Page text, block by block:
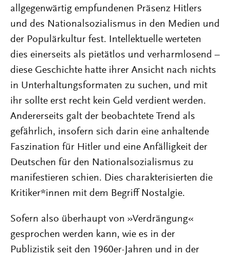
allgegenwärtig empfundenen Präsenz Hitlers
und des Nationalsozialismus in den Medien und
der Populärkultur fest. Intellektuelle werteten
dies einerseits als pietätlos und verharmlosend –
diese Geschichte hatte ihrer Ansicht nach nichts
in Unterhaltungsformaten zu suchen, und mit
ihr sollte erst recht kein Geld verdient werden.
Andererseits galt der beobachtete Trend als
gefährlich, insofern sich darin eine anhaltende
Faszination für Hitler und eine Anfälligkeit der
Deutschen für den Nationalsozialismus zu
manifestieren schien. Dies charakterisierten die
Kriti­ker*innen mit dem Begriff Nostalgie.
Sofern also überhaupt von »Verdrängung«
gesprochen werden kann, wie es in der
Publizistik seit den 1960er-Jahren und in der